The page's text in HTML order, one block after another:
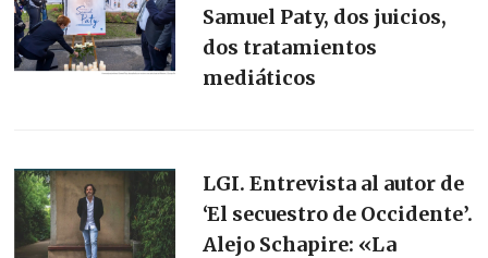
Samuel Paty, dos juicios,
dos tratamientos
mediáticos
LGI. Entrevista al autor de
‘El secuestro de Occidente’.
Alejo Schapire: «La